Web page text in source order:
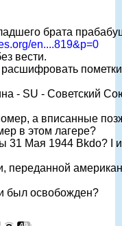
брата
en....819&p=0
вести.
- SU - Советский
а вписанные
в этом лагере?
31 Мая 1944 Bkdo? I
переданной
был освобожден?